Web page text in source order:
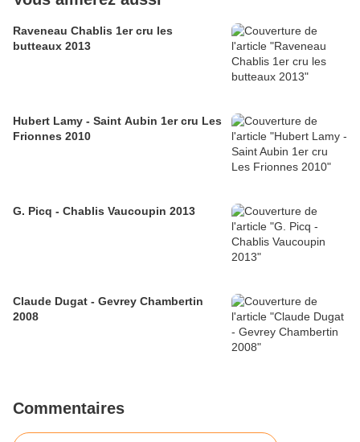
Raveneau Chablis 1er cru les
butteaux 2013
Hubert Lamy - Saint Aubin 1er cru Les
Frionnes 2010
G. Picq - Chablis Vaucoupin 2013
Claude Dugat - Gevrey Chambertin
2008
Commentaires